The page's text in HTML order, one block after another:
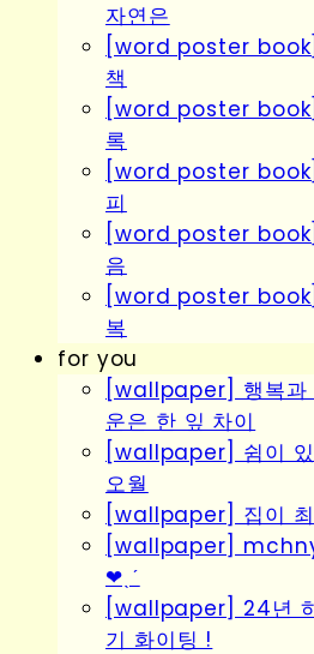
자연은
[word poster
책
[word poster
록
[word poster
피
[word poster
음
[word poster
복
for you
[wallpaper] 행복과
운은 한 잎 차이
[wallpaper] 쉼이
오월
[wallpaper] 집이
[wallpaper]
❤︎ˎˊ
[wallpaper] 24년
기 화이팅 !